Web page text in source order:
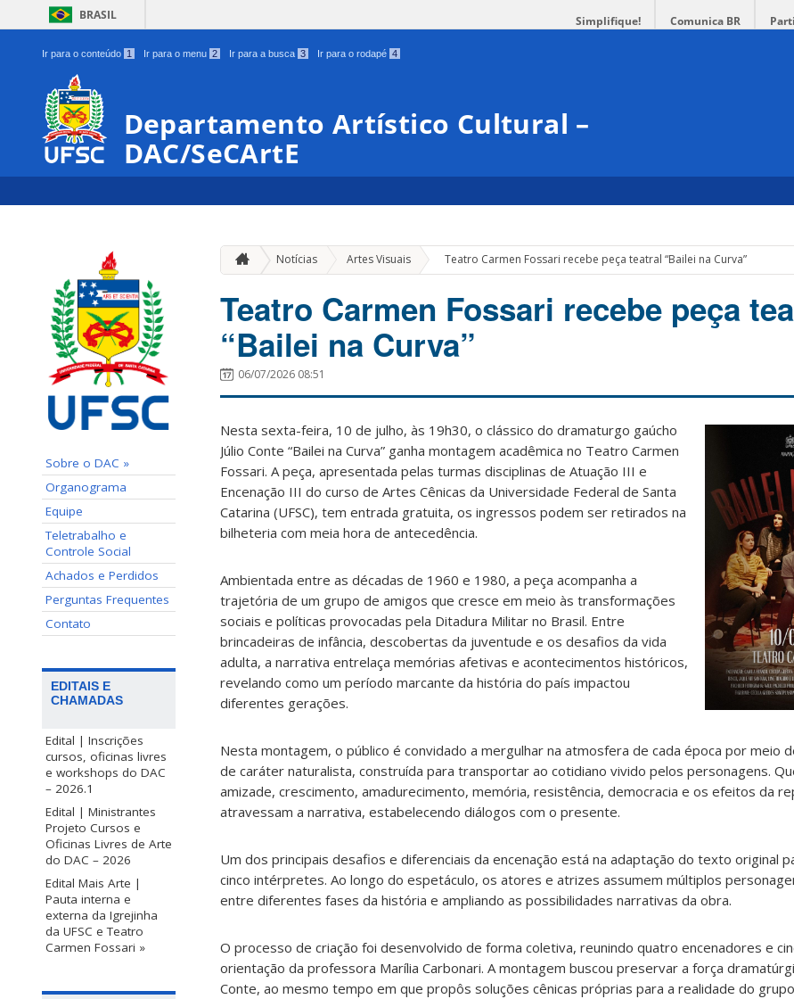
BRASIL Simplifique! Comunica BR
Ir para o conteúdo 1 Ir para o menu 2 Ir para a busca 3 Ir para o rodapé 4
Departamento Artístico Cultural –
DAC/SeCArtE
Sobre o DAC »
Organograma
Equipe
Teletrabalho e
Controle Social
Achados e Perdidos
Perguntas Frequentes
Contato
EDITAIS E
CHAMADAS
Edital | Inscrições
cursos, oficinas livres
e workshops do DAC
– 2026.1
Edital | Ministrantes
Projeto Cursos e
Oficinas Livres de Arte
do DAC – 2026
Edital Mais Arte |
Pauta interna e
externa da Igrejinha
da UFSC e Teatro
Carmen Fossari »
Notícias Artes Visuais » Teatro Carmen Fossari recebe peça teatral “Bailei na Curva”
Teatro Carmen Fossari recebe peça
“Bailei na Curva”
06/07/2026 08:51
Nesta sexta-feira, 10 de julho, às 19h30, o clássico do dramaturgo gaúcho
Júlio Conte “Bailei na Curva” ganha montagem acadêmica no Teatro Carmen
Fossari. A peça, apresentada pelas turmas disciplinas de Atuação III e
Encenação III do curso de Artes Cênicas da Universidade Federal de Santa
Catarina (UFSC), tem entrada gratuita, os ingressos podem ser retirados na
bilheteria com meia hora de antecedência.
Ambientada entre as décadas de 1960 e 1980, a peça acompanha a
trajetória de um grupo de amigos que cresce em meio às transformações
sociais e políticas provocadas pela Ditadura Militar no Brasil. Entre
brincadeiras de infância, descobertas da juventude e os desafios da vida
adulta, a narrativa entrelaça memórias afetivas e acontecimentos históricos,
revelando como um período marcante da história do país impactou
diferentes gerações.
Nesta montagem, o público é convidado a mergulhar na atmosfera de cada época por meio
de caráter naturalista, construída para transportar ao cotidiano vivido pelos personagens.
amizade, crescimento, amadurecimento, memória, resistência, democracia e os efeitos da
atravessam a narrativa, estabelecendo diálogos com o presente.
Um dos principais desafios e diferenciais da encenação está na adaptação do texto original
cinco intérpretes. Ao longo do espetáculo, os atores e atrizes assumem múltiplos
entre diferentes fases da história e ampliando as possibilidades narrativas da obra.
O processo de criação foi desenvolvido de forma coletiva, reunindo quatro encenadores e
orientação da professora Marília Carbonari. A montagem buscou preservar a força
Conte, ao mesmo tempo em que propôs soluções cênicas próprias para a realidade do